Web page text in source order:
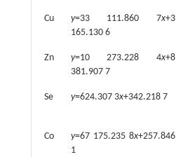
Cu y=33 111.860 7x+3
165.130 6
Zn y=10 273.228 4x+8
381.907 7
Se y=624.307 3x+342.218 7
Co y=67 175.235 8x+257.846
1